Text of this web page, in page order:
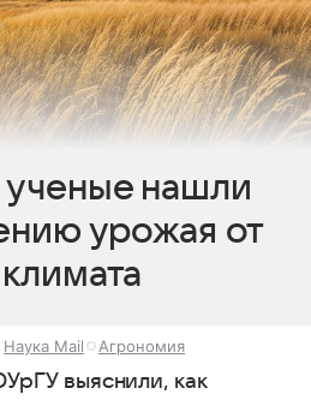
нашли
урожая от
Наука Mail Агрономия
выяснили, как